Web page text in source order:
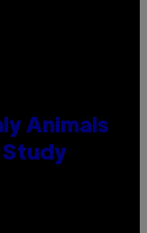
Animals